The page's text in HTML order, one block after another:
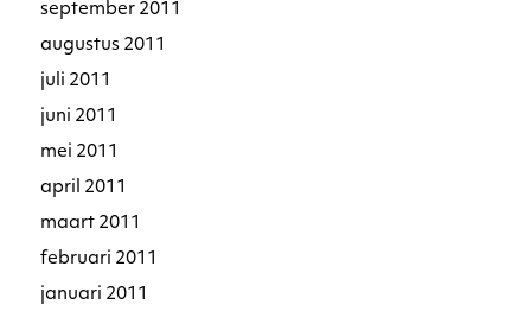
september 2011
augustus 2011
juli 2011
juni 2011
mei 2011
april 2011
maart 2011
februari 2011
januari 2011